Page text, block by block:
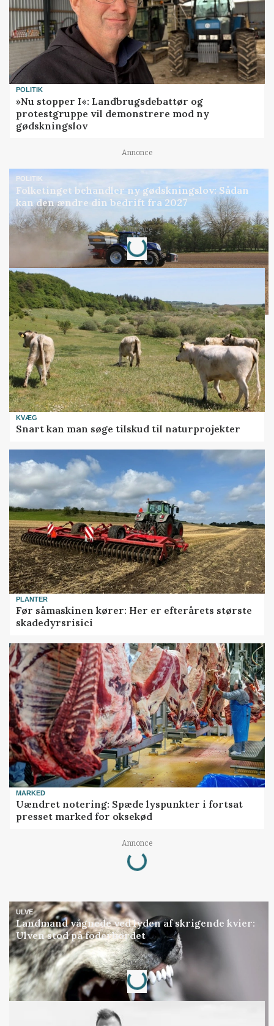
POLITIK
»Nu stopper I«: Landbrugsdebattør og
protestgruppe vil demonstrere mod ny
gødskningslov
Annonce
POLITIK
Folketinget behandler ny gødskningslov: Sådan
kan den ændre din bedrift fra 2027
Annonce
Loading...
KVÆG
Snart kan man søge tilskud til naturprojekter
PLANTER
Før såmaskinen kører: Her er efterårets største
skadedyrsrisici
MARKED
Uændret notering: Spæde lyspunkter i fortsat
presset marked for oksekød
Annonce
Loading...
ULVE
Landmand vågnede ved lyden af skrigende kvier:
Ulven stod på foderbordet
Annonce
Loading...